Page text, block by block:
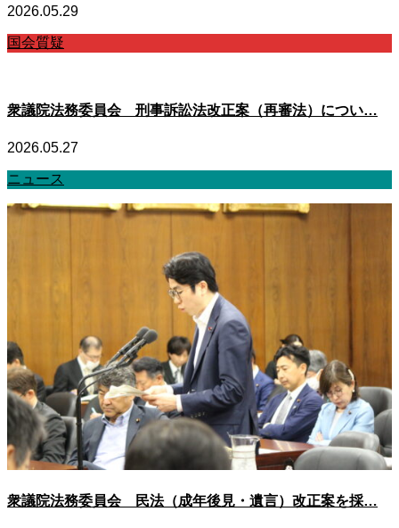
2026.05.29
国会質疑
衆議院法務委員会 刑事訴訟法改正案（再審法）につい…
2026.05.27
ニュース
衆議院法務委員会 民法（成年後見・遺言）改正案を採…